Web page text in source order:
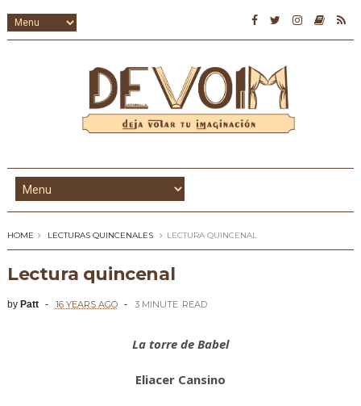
HOME LECTURAS QUINCENALES LECTURA QUINCENAL
Lectura quincenal
by Patt 16 YEARS AGO 3 MINUTE READ
La torre de Babel
Eliacer Cansino